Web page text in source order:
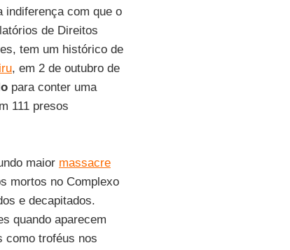
indiferença com que o
de Direitos
tem um histórico de
, em 2 de outubro de
para conter uma
111 presos
maior massacre
mortos no Complexo
e decapitados.
quando aparecem
como troféus nos